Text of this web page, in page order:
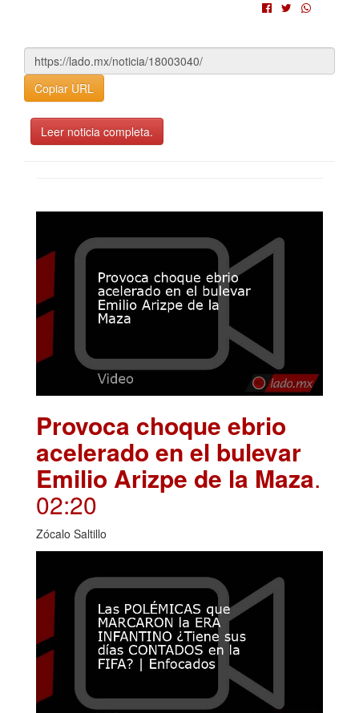
Copiar URL
Leer noticia completa.
Provoca choque ebrio
acelerado en el bulevar
Emilio Arizpe de la Maza.
02:20
Zócalo Saltillo